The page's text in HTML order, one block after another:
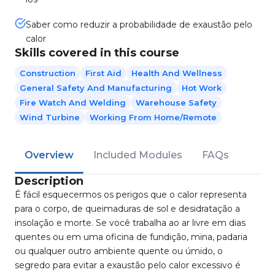
Saber como reduzir a probabilidade de exaustão pelo
calor
Skills covered in this course
Construction First Aid
Health And Wellness
General Safety And Manufacturing
Hot Work
Fire Watch And Welding
Warehouse Safety
Wind Turbine
Working From Home/Remote
Overview Included Modules FAQs
Description
É fácil esquecermos os perigos que o calor representa
para o corpo, de queimaduras de sol e desidratação a
insolação e morte. Se você trabalha ao ar livre em dias
quentes ou em uma oficina de fundição, mina, padaria
ou qualquer outro ambiente quente ou úmido, o
segredo para evitar a exaustão pelo calor excessivo é